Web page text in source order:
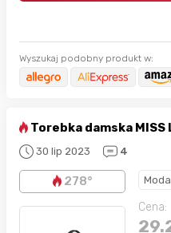
Wyszukaj podobny produkt w:
Torebka damska MISS
30 lip 2023 4
278°
Cena: